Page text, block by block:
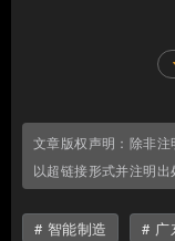
文章版权声明：除非
以超链接形式并注明出
智能制造 广